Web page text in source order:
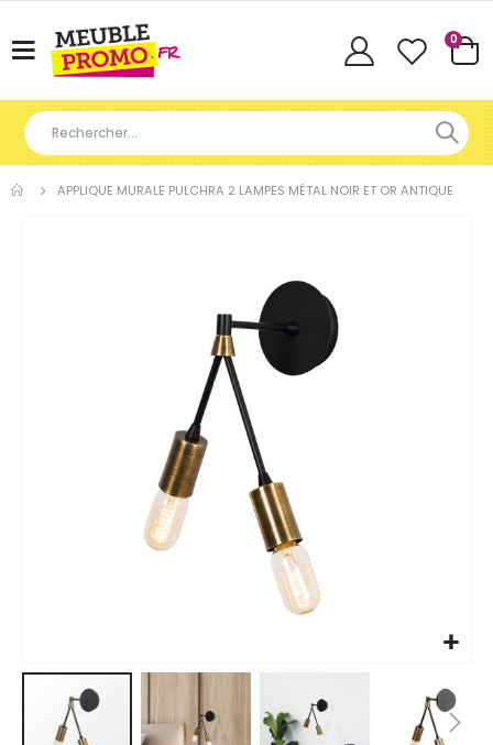
Basculer
Cart
0
APPLIQUE MURALE PULCHRA 2 LAMPES MÉTAL NOIR ET OR ANTIQUE